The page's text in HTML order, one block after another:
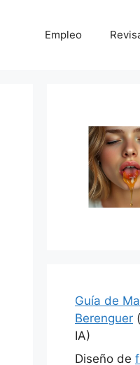
Empleo
Guía de
Berenguer
IA)
Diseño de